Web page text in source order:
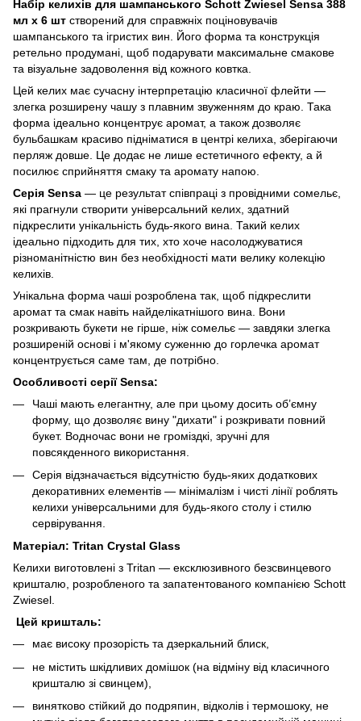
Набір келихів для шампанського Schott Zwiesel Sensa 388
мл х 6 шт створений для справжніх поціновувачів
шампанського та ігристих вин. Його форма та конструкція
ретельно продумані, щоб подарувати максимальне смакове
та візуальне задоволення від кожного ковтка.
Цей келих має сучасну інтерпретацію класичної флейти —
злегка розширену чашу з плавним звуженням до краю. Така
форма ідеально концентрує аромат, а також дозволяє
бульбашкам красиво підніматися в центрі келиха, зберігаючи
перляж довше. Це додає не лише естетичного ефекту, а й
посилює сприйняття смаку та аромату напою.
Серія Sensa — це результат співпраці з провідними сомельє,
які прагнули створити універсальний келих, здатний
підкреслити унікальність будь-якого вина. Такий келих
ідеально підходить для тих, хто хоче насолоджуватися
різноманітністю вин без необхідності мати велику колекцію
келихів.
Унікальна форма чаші розроблена так, щоб підкреслити
аромат та смак навіть найделікатнішого вина. Вони
розкривають букети не гірше, ніж сомельє — завдяки злегка
розширеній основі і м'якому суженню до горлечка аромат
концентрується саме там, де потрібно.
Особливості серії Sensa:
Чаші мають елегантну, але при цьому досить об’ємну
форму, що дозволяє вину "дихати" і розкривати повний
букет. Водночас вони не громіздкі, зручні для
повсякденного використання.
Серія відзначається відсутністю будь-яких додаткових
декоративних елементів — мінімалізм і чисті лінії роблять
келихи універсальними для будь-якого столу і стилю
сервірування.
Матеріал: Tritan Crystal Glass
Келихи виготовлені з Tritan — ексклюзивного безсвинцевого
кришталю, розробленого та запатентованого компанією Schott
Zwiesel.
Цей кришталь:
має високу прозорість та дзеркальний блиск,
не містить шкідливих домішок (на відміну від класичного
кришталю зі свинцем),
винятково стійкий до подряпин, відколів і термошоку, не